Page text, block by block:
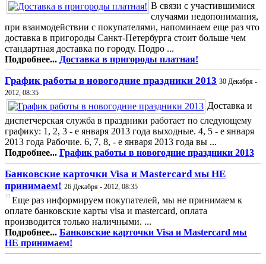
В связи с участившимися
случаями недопонимания,
при взаимодействии с покупателями, напоминаем еще раз что
доставка в пригороды Санкт-Петербурга стоит больше чем
стандартная доставка по городу. Подро ...
Подробнее... Доставка в пригороды платная!
График работы в новогодние праздники 2013 30 Декабря -
2012, 08:35
Доставка и
диспетчерская служба в праздники работает по следующему
графику: 1, 2, 3 - е января 2013 года выходные. 4, 5 - е января
2013 года Рабочие. 6, 7, 8, - е января 2013 года вы ...
Подробнее... График работы в новогодние праздники 2013
Банковские карточки Visa и Mastercard мы НЕ
принимаем! 26 Декабря - 2012, 08:35
Еще раз информируем покупателей, мы не принимаем к
оплате банковские карты visa и mastercard, оплата
производится только наличными. ...
Подробнее... Банковские карточки Visa и Mastercard мы
НЕ принимаем!